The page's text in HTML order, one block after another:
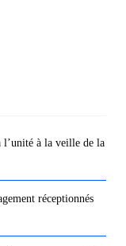
l’unité à la veille de la
réceptionnés